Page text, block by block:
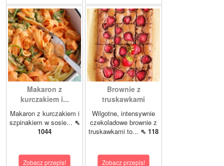
Makaron z
kurczakiem i...
Makaron z kurczakiem i
szpinakiem w sosie... ⇖
1044
Zobacz przepis!
Brownie z
truskawkami
Wilgotne, intensywnie
czekoladowe brownie z
truskawkami to... ⇖ 118
Zobacz przepis!